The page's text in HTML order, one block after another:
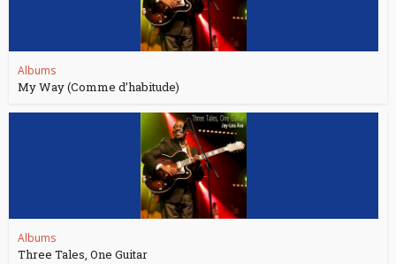
Albums
My Way (Comme d’habitude)
Albums
Three Tales, One Guitar